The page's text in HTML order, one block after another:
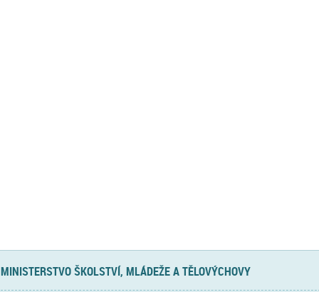
MINISTERSTVO ŠKOLSTVÍ, MLÁDEŽE A TĚLOVÝCHOVY